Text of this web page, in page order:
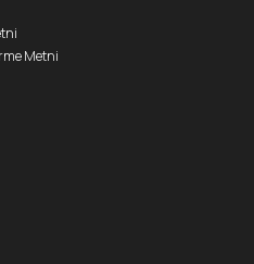
Metni